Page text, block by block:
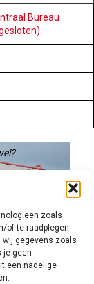
zoals
of te raadplegen.
wij gegevens zoals
je geen
een nadelige
Bureau